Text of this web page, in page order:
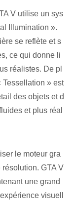
V utilise un sys
Illumination ».
se reflète et s
ce qui donne li
réalistes. De pl
Tessellation » est
des objets et d
et plus réal
le moteur gra
GTA V
une grand
visuell